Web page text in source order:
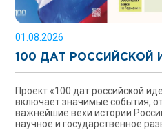
01.08.2026
100 ДАТ РОССИЙСКОЙ
Проект «100 дат российской
включает значимые события,
важнейшие вехи истории
научное и государственное